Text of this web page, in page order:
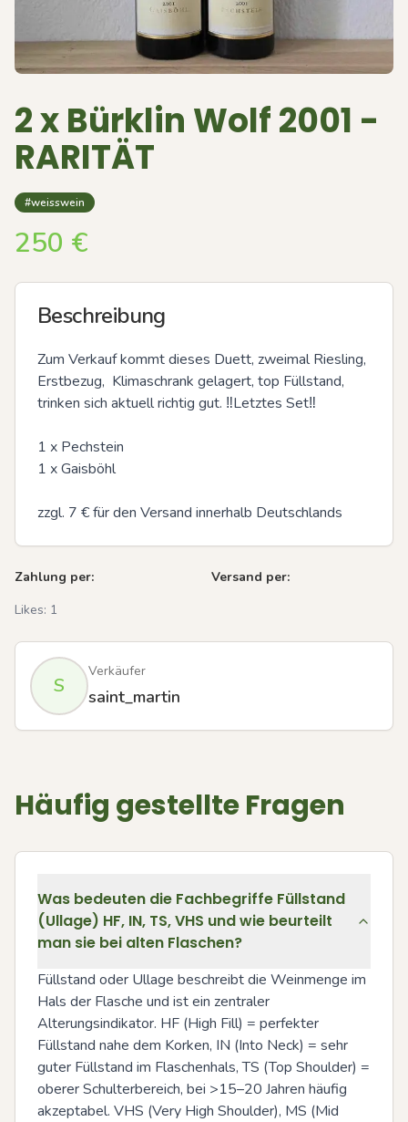
2 x Bürklin Wolf 2001 -
RARITÄT
#weisswein
250 €
Beschreibung
Zum Verkauf kommt dieses Duett, zweimal Riesling,
Erstbezug,  Klimaschrank gelagert, top Füllstand,
trinken sich aktuell richtig gut. ‼️Letztes Set‼️
1 x Pechstein
1 x Gaisböhl
zzgl. 7 € für den Versand innerhalb Deutschlands
Zahlung per:
Versand per:
Likes: 1
S
Verkäufer
saint_martin
Häufig gestellte Fragen
Was bedeuten die Fachbegriffe Füllstand
(Ullage) HF, IN, TS, VHS und wie beurteilt
man sie bei alten Flaschen?
Füllstand oder Ullage beschreibt die Weinmenge im
Hals der Flasche und ist ein zentraler
Alterungsindikator. HF (High Fill) = perfekter
Füllstand nahe dem Korken, IN (Into Neck) = sehr
guter Füllstand im Flaschenhals, TS (Top Shoulder) =
oberer Schulterbereich, bei >15–20 Jahren häufig
akzeptabel. VHS (Very High Shoulder), MS (Mid